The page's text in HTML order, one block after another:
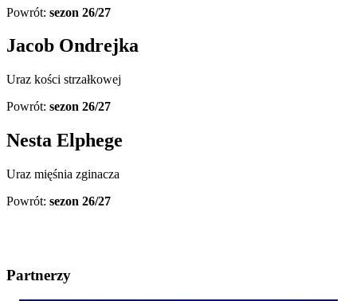
Powrót: sezon 26/27
Jacob Ondrejka
Uraz kości strzałkowej
Powrót: sezon 26/27
Nesta Elphege
Uraz mięśnia zginacza
Powrót: sezon 26/27
Partnerzy